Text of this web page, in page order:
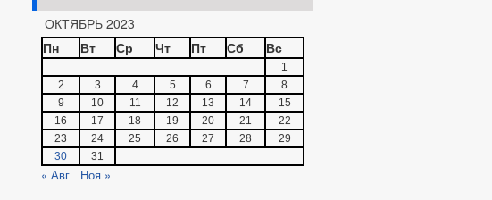
ОКТЯБРЬ 2023
Пн
Вт Ср Чт Пт Сб Вс
1
2
3 4 5 6 7
8
9
10 11 12 13 14
15
16
17 18 19 20 21
22
23
24 25 26 27 28
29
30
31
« Авг Ноя »